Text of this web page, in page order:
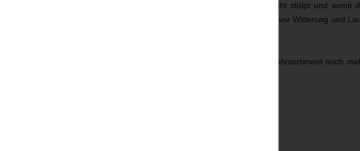
das Windlicht einfach um, wobei sich der Glaszylinder über das Teelicht stülpt und somit
In dieser Umkehrhaltung ist das Teelicht bei Nichtbenutzung zugleich vor Witterung und
oder auf einem Stab montiert: GRAVITY CANDLE bringt dank Zubehörsortiment noch
Lieblingsorte drinnen und draußen mit atmosphärischem Kerzenschein.
Die Schwerkraft hält die Kerze im Lot
Löschen
in umgedrehter Position